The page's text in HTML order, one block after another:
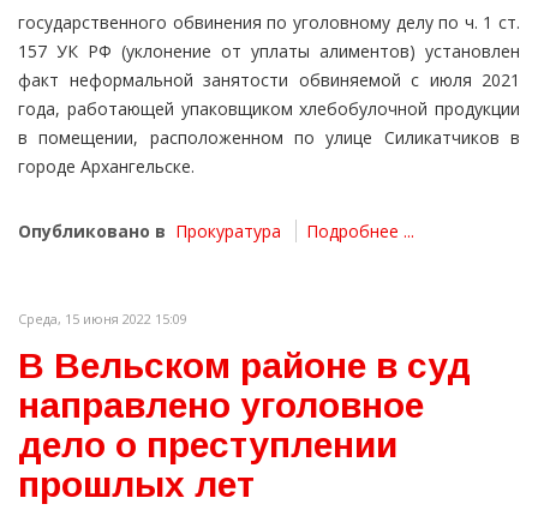
государственного обвинения по уголовному делу по ч. 1 ст.
157 УК РФ (уклонение от уплаты алиментов) установлен
факт неформальной занятости обвиняемой с июля 2021
года, работающей упаковщиком хлебобулочной продукции
в помещении, расположенном по улице Силикатчиков в
городе Архангельске.
Опубликовано в Прокуратура Подробнее ...
Среда, 15 июня 2022 15:09
В Вельском районе в суд
направлено уголовное
дело о преступлении
прошлых лет